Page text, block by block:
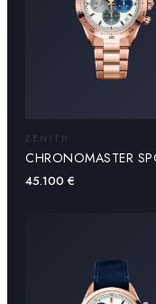
ZENITH
CHRONOMASTER
45.100 €